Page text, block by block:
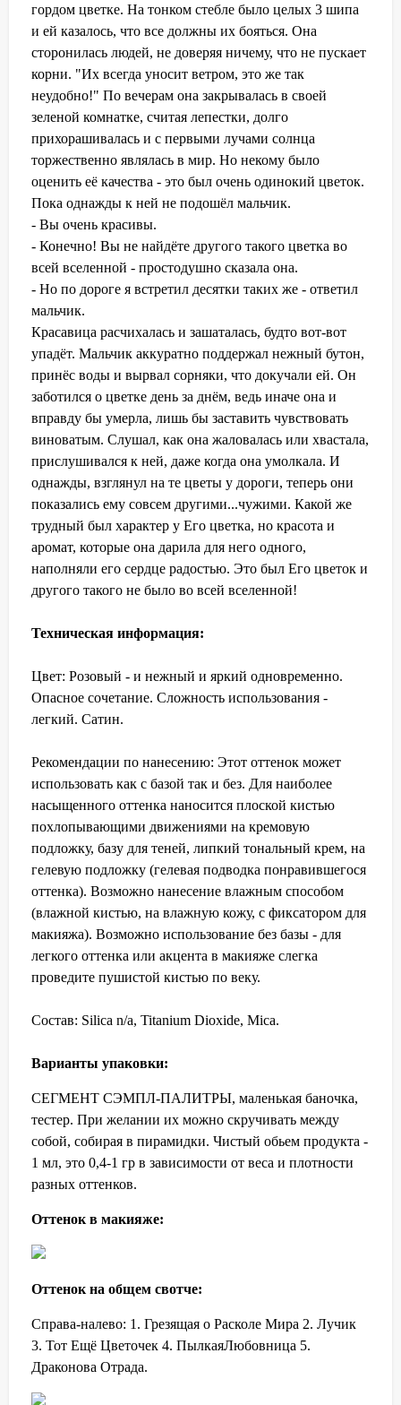
гордом цветке. На тонком стебле было целых 3 шипа
и ей казалось, что все должны их бояться. Она
сторонилась людей, не доверяя ничему, что не пускает
корни. "Их всегда уносит ветром, это же так
неудобно!" По вечерам она закрывалась в своей
зеленой комнатке, считая лепестки, долго
прихорашивалась и с первыми лучами солнца
торжественно являлась в мир. Но некому было
оценить её качества - это был очень одинокий цветок.
Пока однажды к ней не подошёл мальчик.
- Вы очень красивы.
- Конечно! Вы не найдёте другого такого цветка во
всей вселенной - простодушно сказала она.
- Но по дороге я встретил десятки таких же - ответил
мальчик.
Красавица расчихалась и зашаталась, будто вот-вот
упадёт. Мальчик аккуратно поддержал нежный бутон,
принёс воды и вырвал сорняки, что докучали ей. Он
заботился о цветке день за днём, ведь иначе она и
вправду бы умерла, лишь бы заставить чувствовать
виноватым. Слушал, как она жаловалась или хвастала,
прислушивался к ней, даже когда она умолкала. И
однажды, взглянул на те цветы у дороги, теперь они
показались ему совсем другими...чужими. Какой же
трудный был характер у Его цветка, но красота и
аромат, которые она дарила для него одного,
наполняли его сердце радостью. Это был Его цветок и
другого такого не было во всей вселенной!
Техническая информация:
Цвет: Розовый - и нежный и яркий одновременно.
Опасное сочетание. Сложность использования -
легкий. Сатин.
Рекомендации по нанесению: Этот оттенок может
использовать как с базой так и без. Для наиболее
насыщенного оттенка наносится плоской кистью
похлопывающими движениями на кремовую
подложку, базу для теней, липкий тональный крем, на
гелевую подложку (гелевая подводка понравившегося
оттенка). Возможно нанесение влажным способом
(влажной кистью, на влажную кожу, с фиксатором для
макияжа). Возможно использование без базы - для
легкого оттенка или акцента в макияже слегка
проведите пушистой кистью по веку.
Состав: Silica n/a, Titanium Dioxide, Mica.
Варианты упаковки:
СЕГМЕНТ СЭМПЛ-ПАЛИТРЫ, маленькая баночка,
тестер. При желании их можно скручивать между
собой, собирая в пирамидки. Чистый обьем продукта -
1 мл, это 0,4-1 гр в зависимости от веса и плотности
разных оттенков.
Оттенок в макияже:
Оттенок на общем свотче:
Справа-налево: 1. Грезящая о Расколе Мира 2. Лучик
3. Тот Ещё Цветочек 4. ПылкаяЛюбовница 5.
Драконова Отрада.